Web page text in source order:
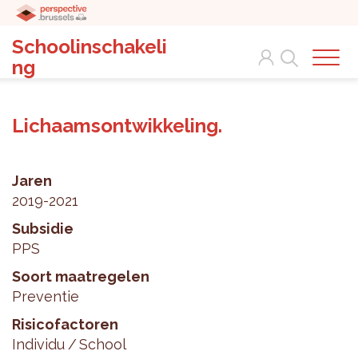
Schoolinschakeli
ng
Search
Lichaamsontwikkeling.
Jaren
2019-2021
Subsidie
PPS
Soort maatregelen
Preventie
Risicofactoren
Individu
School